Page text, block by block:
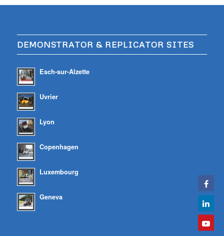
DEMONSTRATOR & REPLICATOR SITES
Esch-sur-Alzette
Uvrier
Lyon
Copenhagen
Luxembourg
Geneva